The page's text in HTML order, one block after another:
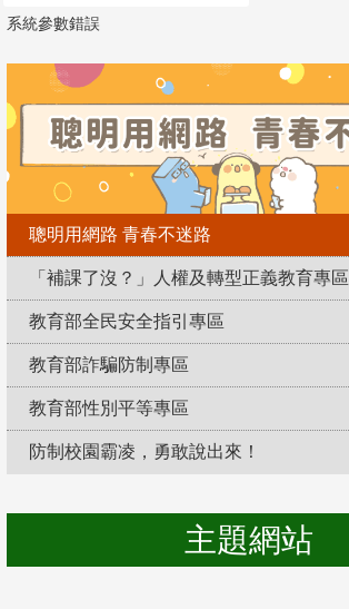
系統參數錯誤
聰明用網路 青春不迷路
「補課了沒？」人權及轉型正義教育專區
教育部全民安全指引專區
教育部詐騙防制專區
教育部性別平等專區
防制校園霸凌，勇敢說出來！
主題網站